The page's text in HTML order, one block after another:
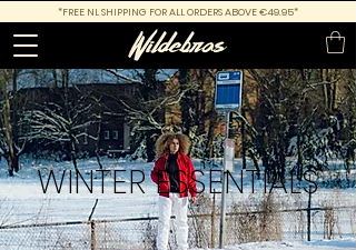
*FREE NL SHIPPING FOR ALL ORDERS ABOVE €49.95*
WINTERESSENTIALS